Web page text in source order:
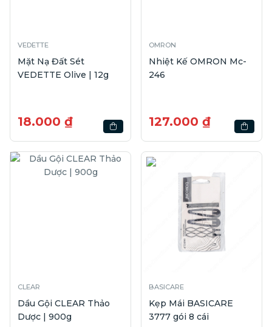
VEDETTE
Mặt Nạ Đất Sét
VEDETTE Olive | 12g
18.000 ₫
OMRON
Nhiệt Kế OMRON Mc-
246
127.000 ₫
CLEAR
Dầu Gội CLEAR Thảo
Dược | 900g
BASICARE
Kẹp Mái BASICARE
3777 gói 8 cái